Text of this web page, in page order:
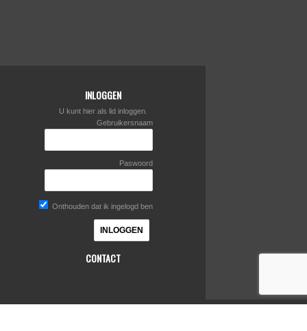
INLOGGEN
U kunt hier als lid inloggen.
Gebruikersnaam
Paswoord
Onthouden dat ik ingelogd ben
CONTACT